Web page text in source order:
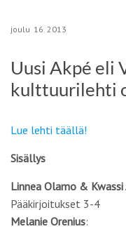
joulu 16 2013
Uusi Akpé eli
kulttuurilehti
Lue lehti täällä!
Sisällys
Linnea Olamo & Kwassi
Pääkirjoitukset 3-4
Melanie Orenius: